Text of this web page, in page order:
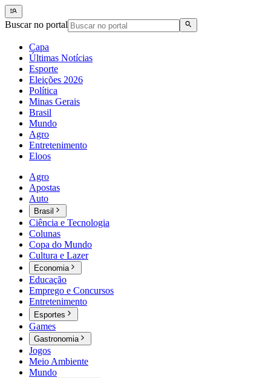
Buscar no portal
Capa
Últimas Notícias
Esporte
Eleições 2026
Política
Minas Gerais
Brasil
Mundo
Agro
Entretenimento
Eloos
Agro
Apostas
Auto
Brasil
Ciência e Tecnologia
Colunas
Copa do Mundo
Cultura e Lazer
Economia
Educação
Emprego e Concursos
Entretenimento
Esportes
Games
Gastronomia
Jogos
Meio Ambiente
Mundo